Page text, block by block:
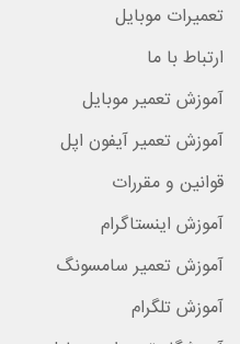
تعمیرات موبایل
ارتباط با ما
آموزش تعمیر موبایل
آموزش تعمیر آیفون اپل
قوانین و مقررات
آموزش اینستاگرام
آموزش تعمیر سامسونگ
آموزش تلگرام